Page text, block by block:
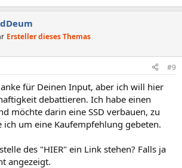
Ersteller dieses Themas
#9
für Deinen Input, aber ich will hier
debattieren. Ich habe einen
möchte darin eine SSD verbauen, zu
ich um eine Kaufempfehlung gebeten.
des "HIER" ein Link stehen? Falls ja
angezeigt.